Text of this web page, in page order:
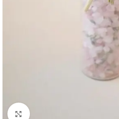
Click to enlarge